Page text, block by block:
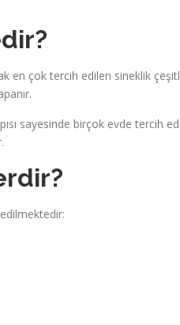
en çok tercih edilen sineklik
sayesinde birçok evde tercih